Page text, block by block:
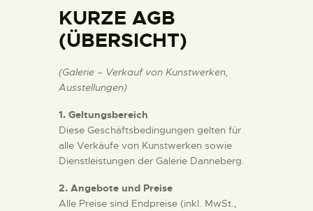
KURZE AGB
(ÜBERSICHT)
(Galerie – Verkauf von Kunstwerken,
Ausstellungen)
1. Geltungsbereich
Diese Geschäftsbedingungen gelten für
alle Verkäufe von Kunstwerken sowie
Dienstleistungen der Galerie Danneberg.
2. Angebote und Preise
Alle Preise sind Endpreise (inkl. MwSt.,